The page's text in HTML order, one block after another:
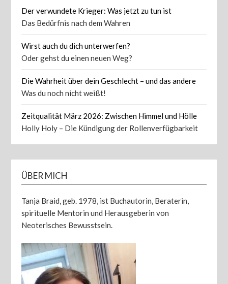
Der verwundete Krieger: Was jetzt zu tun ist
Das Bedürfnis nach dem Wahren
Wirst auch du dich unterwerfen?
Oder gehst du einen neuen Weg?
Die Wahrheit über dein Geschlecht – und das andere
Was du noch nicht weißt!
Zeitqualität März 2026: Zwischen Himmel und Hölle
Holly Holy – Die Kündigung der Rollenverfügbarkeit
ÜBER MICH
Tanja Braid, geb. 1978, ist Buchautorin, Beraterin,
spirituelle Mentorin und Herausgeberin von
Neoterisches Bewusstsein.